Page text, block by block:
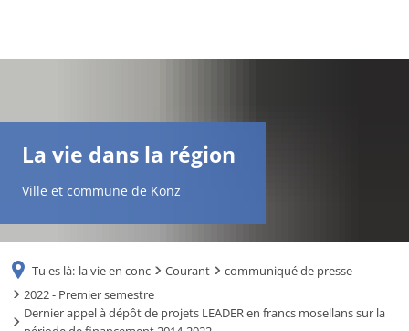
FR
La vie dans la région
Ville et commune de Konz
Tu es là: la vie en conc Courant
communiqué de presse
2022 - Premier semestre
Dernier appel à dépôt de projets LEADER en francs mosellans sur la